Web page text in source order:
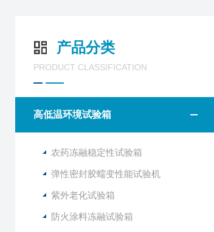
产品分类
PRODUCT CLASSIFICATION
高低温环境试验箱
农药冻融稳定性试验箱
弹性密封胶蠕变性能试验机
紫外老化试验箱
防火涂料冻融试验箱